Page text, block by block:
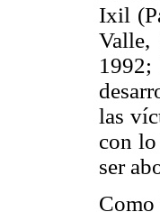
Ixil
las
con lo
ser
Como